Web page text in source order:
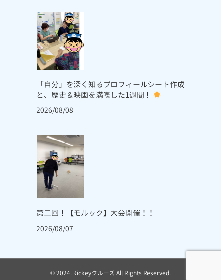
「自分」を深く知るプロフィールシート作成
と、歴史＆映画を満喫した1週間！
2026/08/08
第二回！【モルック】大会開催！！
2026/08/07
© 2024. Rickeyクルーズ All Rights Reserved.